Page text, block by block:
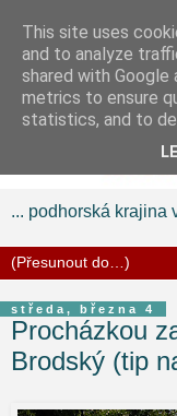
... podhorská krajina
středa, března 4
Procházkou
Brodský (tip
This site uses
and to analyze
shared with
metrics to ensure
statistics, and to